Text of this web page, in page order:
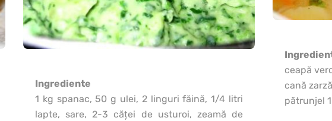
Ingrediente
1 kg spanac, 50 g ulei, 2 linguri făină, 1/4 litri
lapte, sare, 2-3 căţei de usturoi, zeamă de
ceapă
cană
pătrunjel